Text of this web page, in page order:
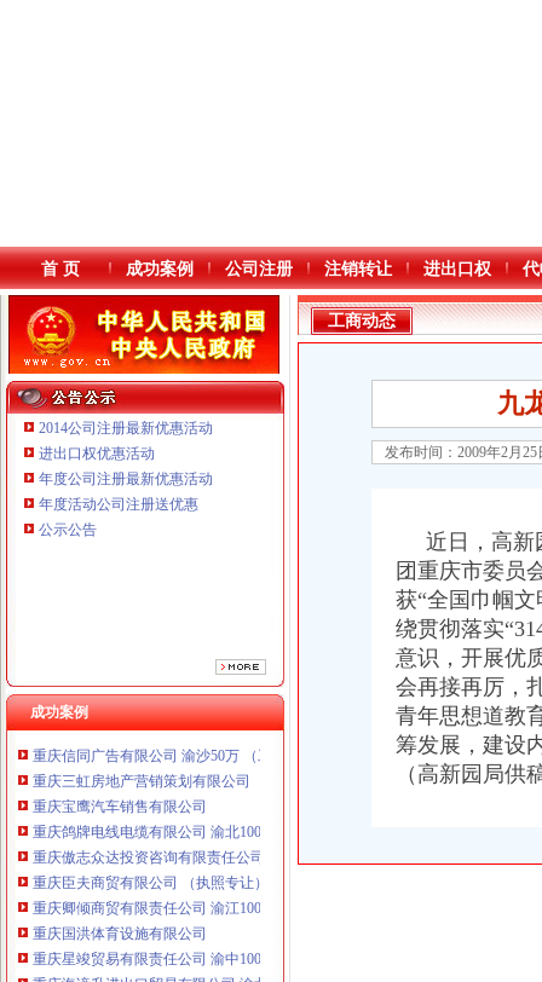
本站导航
首 页 成功案例 公司注册 注销转让 进出口权
2014公司注册最新优惠活动
进出口权优惠活动
年度公司注册最新优惠活动
年度活动公司注册送优惠
公示公告
成功案例
重庆鸽牌电线电缆有限公司 渝北10010万 (进出口权)
重庆傲志众达投资咨询有限责任公司 渝九1000万 （增资）
重庆星竣贸易有限责任公司 渝中100万 （进出口权）
重庆海谛升进出口贸易有限公司 渝北100万 （进出口权）
重庆奕欣锦诚商贸有限公司 渝九50万 （工商注册）
重庆信同广告有限公司 渝沙50万 （工商注册）
重庆三虹房地产营销策划有限公司
重庆宝鹰汽车销售有限公司
重庆鸽牌电线电缆有限公司 渝北10010万 (进出口权)
重庆傲志众达投资咨询有限责任公司 渝九1000万 （增资）
重庆臣夫商贸有限公司 （执照专让）
重庆卿倾商贸有限责任公司 渝江100万 （工商注册）
重庆国洪体育设施有限公司
重庆星竣贸易有限责任公司 渝中100万 （进出口权）
重庆海谛升进出口贸易有限公司 渝北100万 （进出口权）
工商动态
九
发布时间：2009年2月
近日，高新
团重庆市委员
获“全国巾帼
绕贯彻落实
意识，开展优
会再接再厉，
青年思想道教
筹发展，建设
（高新园局供